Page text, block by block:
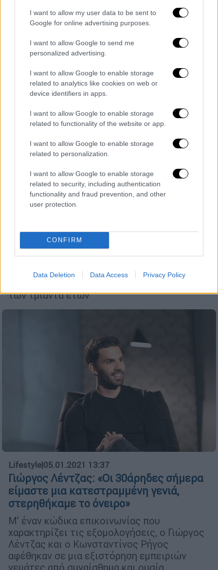
I want to allow my user data to be sent to
Google for online advertising purposes.
I want to allow Google to send me
personalized advertising.
I want to allow Google to enable storage
related to analytics like cookies on web or
device identifiers in apps.
I want to allow Google to enable storage
related to functionality of the website or app.
I want to allow Google to enable storage
related to personalization.
I want to allow Google to enable storage
related to security, including authentication
functionality and fraud prevention, and other
user protection.
CONFIRM
Data Deletion Data Access Privacy Policy
πρωτότυπες ελληνικές παραγωγές
Lifestyle| 05.01.2021 14:14
παραστάσεις, σκουπίζαμε όλη μέρα,
αλλιώς δε θα ζούσαμε»
Ο Κωνσταντίνος Ρήγος μίλησε για τις
δυσκολίες που αντιμετώπισε στην αρχή της
των τριάντα ετών
Lifestyle|05.01.2021 13:37
Γιώργος Λέντζας: «Οι 30άρηδες σήμερα
είμαστε μια κατεστραμμένη γενιά,
στερηθήκαμε το όνειρο»
Μ’ έναν κώδικα επικοινωνίας που
χαρακτηρίζει τις εξομολογήσεις, ο Γιώργος
Λέντζας και ο Κωνσταντίνος Ρήγος
αφέθηκαν σε μια εξιστόρηση εμπειριών
γεμάτες από συναίσθημα και ουσία